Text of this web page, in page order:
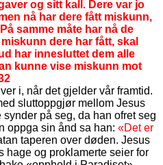
og sitt kall. Dere var jo
nå har dere fått miskunn,
samme måte har nå de
dere har fått, skal
har innesluttet dem alle
kunne vise miskunn mot
i, når det gjelder vår framtid.
sluttoppgjør mellom Jesus
på seg, da han ofret seg
oppga sin ånd sa han: «Det er
taperen over døden. Jesus
hage og proklamerte seier for